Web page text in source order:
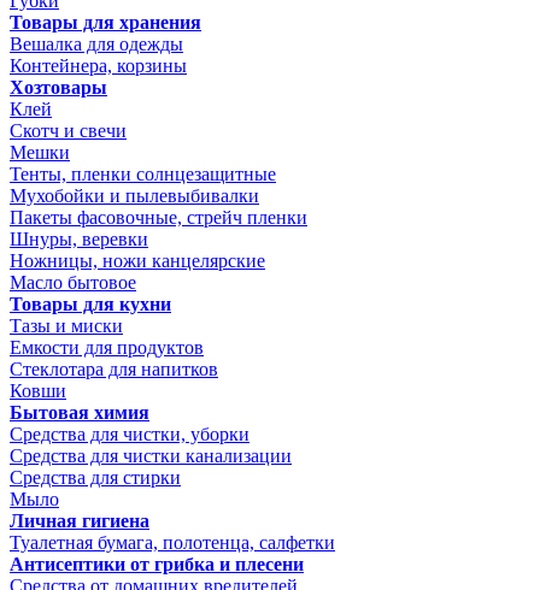
Товары для хранения
Вешалка для одежды
Контейнера, корзины
Хозтовары
Клей
Скотч и свечи
Мешки
Тенты, пленки солнцезащитные
Мухобойки и пылевыбивалки
Пакеты фасовочные, стрейч пленки
Шнуры, веревки
Ножницы, ножи канцелярские
Масло бытовое
Товары для кухни
Тазы и миски
Емкости для продуктов
Стеклотара для напитков
Ковши
Бытовая химия
Средства для чистки, уборки
Средства для чистки канализации
Средства для стирки
Мыло
Личная гигиена
Туалетная бумага, полотенца, салфетки
Антисептики от грибка и плесени
Средства от домашних вредителей